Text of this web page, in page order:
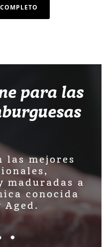
para las
las mejores
maduradas a
conocida
Aged.